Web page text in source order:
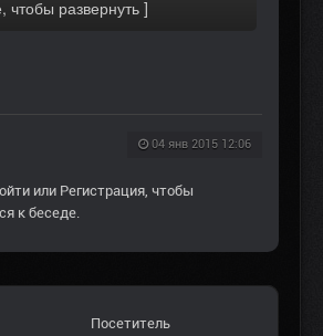
04 янв 2015 12:06
или Регистрация , чтобы
к беседе.
Посетитель